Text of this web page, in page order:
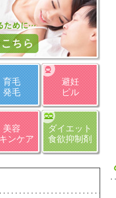
育毛
発毛
避妊
ピル
美容
ンケア
ダイエット
食欲抑制剤